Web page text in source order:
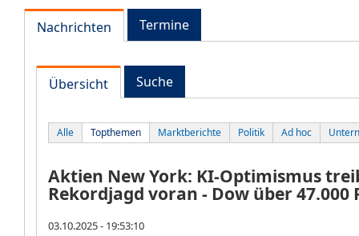
Nachrichten Termine
Übersicht Suche
Alle Topthemen Marktberichte Politik Ad hoc
Aktien New York: KI-Optimismus
Rekordjagd voran - Dow über 47.000
03.10.2025 - 19:53:10